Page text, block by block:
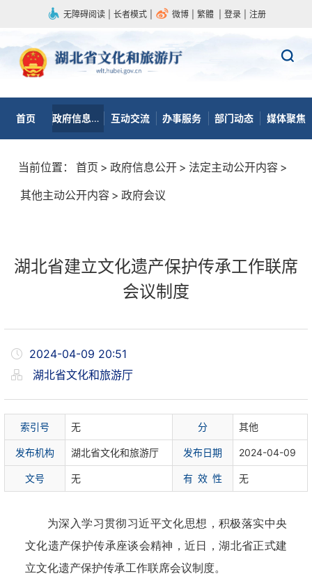
无障碍阅读 长者模式 微博 繁體 登录 注册
首页 政府信息公开 互动交流 办事服务 部门动态 媒体聚焦
当前位置： 首页 > 政府信息公开 > 法定主动公开内容 >
其他主动公开内容 > 政府会议
湖北省建立文化遗产保护传承工作联席
会议制度
2024-04-09 20:51
湖北省文化和旅游厅
索引号 无 分 其他
发布机构 湖北省文化和旅游厅 发布日期 2024-04-09
文号 无 有 效 性 无
为深入学习贯彻习近平文化思想，积极落实中央
文化遗产保护传承座谈会精神，近日，湖北省正式建
立文化遗产保护传承工作联席会议制度。